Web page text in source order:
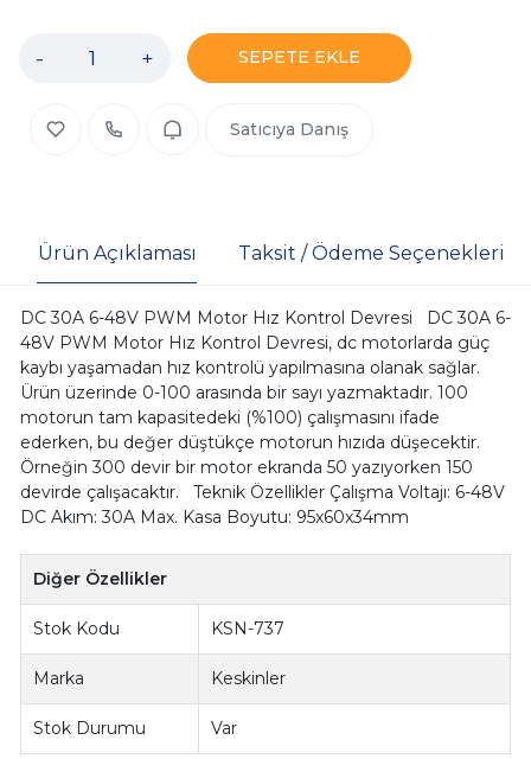
- + SEPETE EKLE
Satıcıya Danış
Ürün Açıklaması Taksit / Ödeme Seçenekleri
DC 30A 6-48V PWM Motor Hız Kontrol Devresi DC 30A 6-
48V PWM Motor Hız Kontrol Devresi, dc motorlarda güç
kaybı yaşamadan hız kontrolü yapılmasına olanak sağlar.
Ürün üzerinde 0-100 arasında bir sayı yazmaktadır. 100
motorun tam kapasitedeki (%100) çalışmasını ifade
ederken, bu değer düştükçe motorun hızıda düşecektir.
Örneğin 300 devir bir motor ekranda 50 yazıyorken 150
devirde çalışacaktır. Teknik Özellikler Çalışma Voltajı: 6-48V
DC Akım: 30A Max. Kasa Boyutu: 95x60x34mm
Diğer Özellikler
Stok Kodu KSN-737
Marka Keskinler
Stok Durumu Var